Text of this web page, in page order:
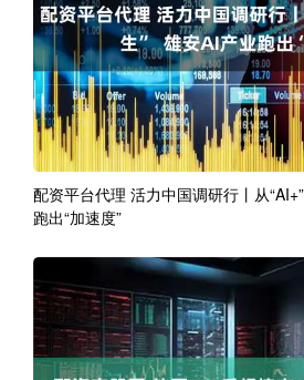
配资平台代理 活力中国调研行丨从
跑出“加速度”